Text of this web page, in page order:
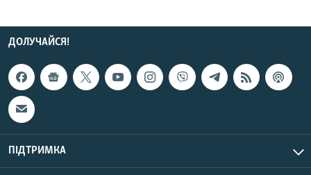
ДОЛУЧАЙСЯ!
ПІДТРИМКА